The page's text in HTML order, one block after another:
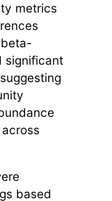
metrics
significant
based